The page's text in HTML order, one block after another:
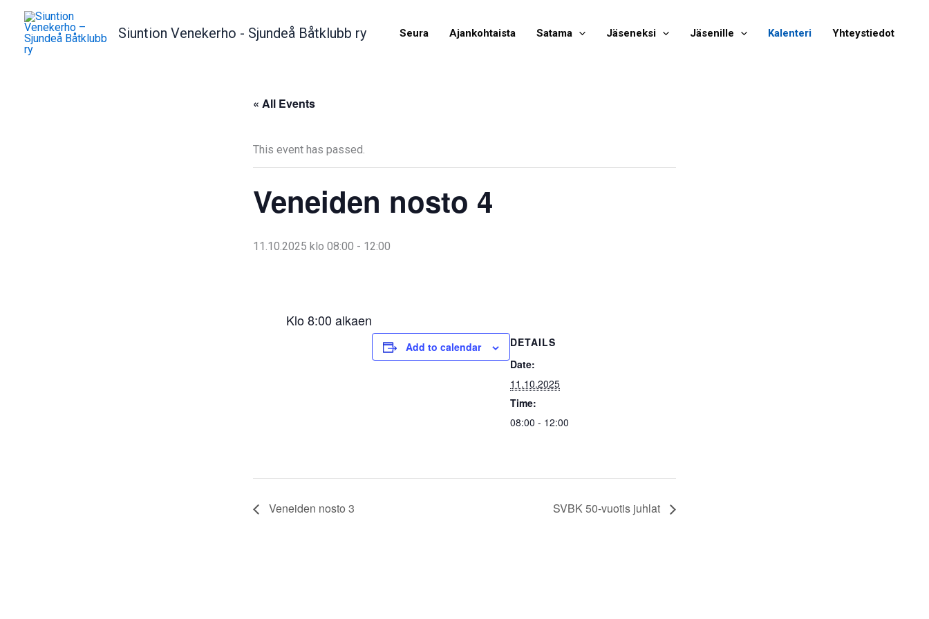
content
Siuntion Venekerho - Sjundeå Båtklubb ry Seura Ajankohtaista Satama Jäseneksi Jäsenille Kalenteri Yhteystiedot
« All Events
This event has passed.
Veneiden nosto 4
11.10.2025 klo 08:00 - 12:00
Klo 8:00 alkaen
Add to calendar
DETAILS
Date:
11.10.2025
Time:
08:00 - 12:00
Veneiden nosto 3 SVBK 50-vuotis juhlat